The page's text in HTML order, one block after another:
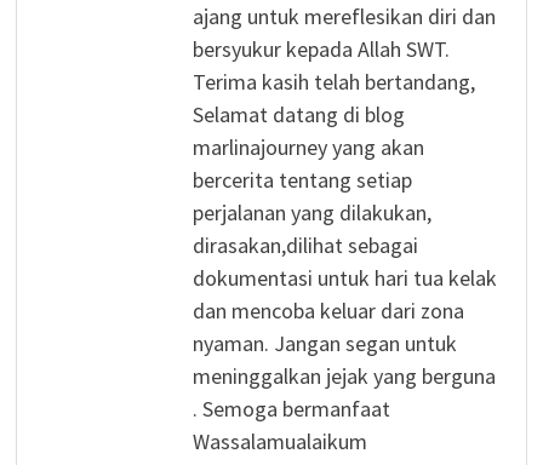
ajang untuk mereflesikan diri dan
bersyukur kepada Allah SWT.
Terima kasih telah bertandang,
Selamat datang di blog
marlinajourney yang akan
bercerita tentang setiap
perjalanan yang dilakukan,
dirasakan,dilihat sebagai
dokumentasi untuk hari tua kelak
dan mencoba keluar dari zona
nyaman. Jangan segan untuk
meninggalkan jejak yang berguna
. Semoga bermanfaat
Wassalamualaikum